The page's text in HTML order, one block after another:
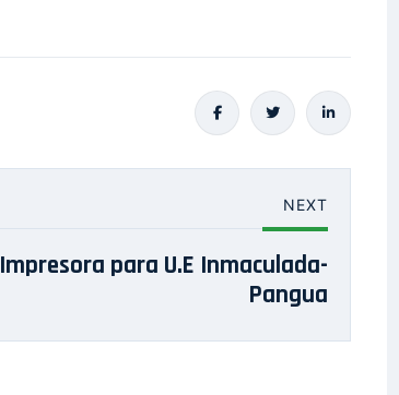
NEXT
Impresora para U.E Inmaculada-
Pangua